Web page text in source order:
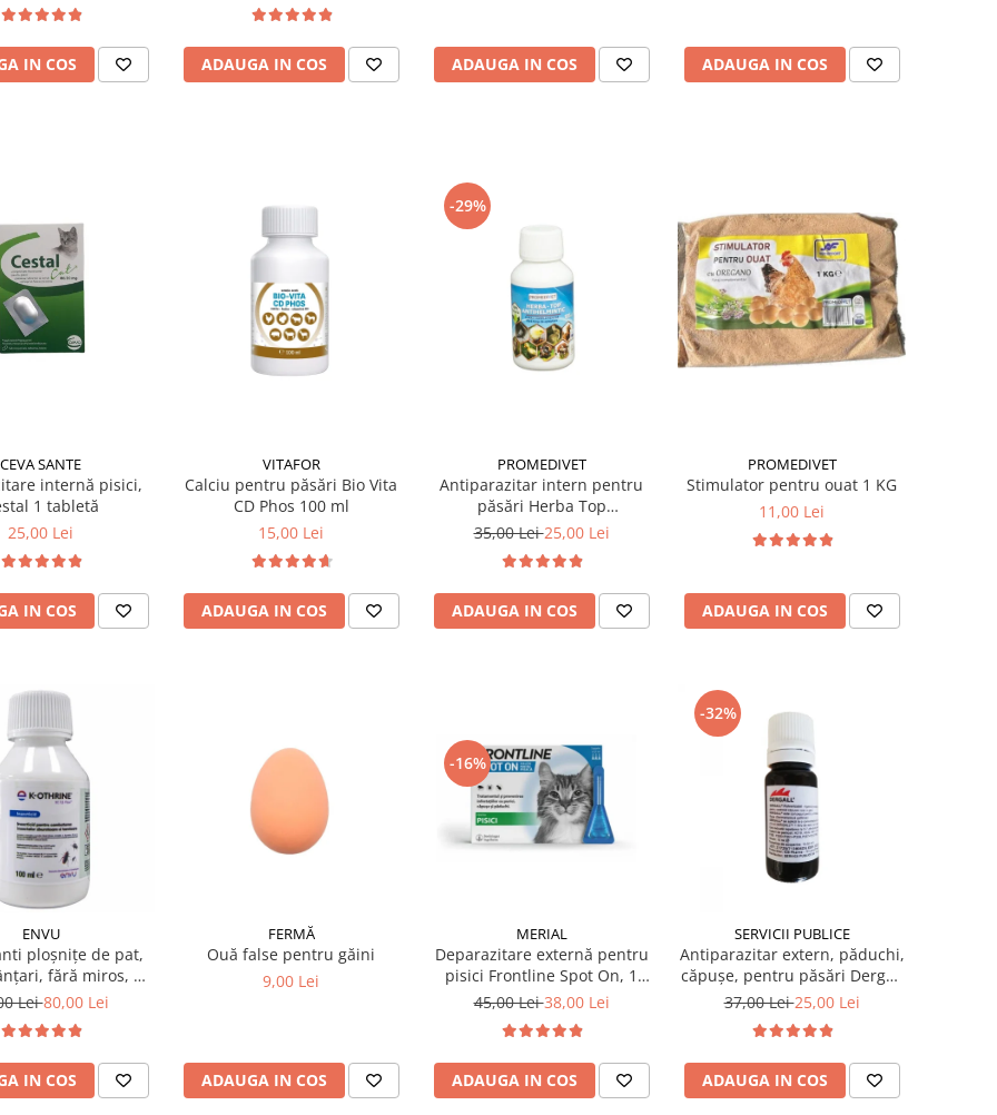
IN COS ADAUGA IN COS ADAUGA IN COS ADAUGA IN COS
CEVA SANTE
internă pisici,
1 tabletă
25,00 Lei
IN COS
VITAFOR
Calciu pentru păsări Bio Vita
CD Phos 100 ml
15,00 Lei
ADAUGA IN COS
-29%
PROMEDIVET
Antiparazitar intern pentru
păsări Herba Top
Antihelmintic 100 ml
35,00 Lei25,00 Lei
ADAUGA IN COS
PROMEDIVET
Stimulator pentru ouat 1 KG
11,00 Lei
ADAUGA IN COS
ENVU
ploșnițe de pat,
fără miros, K-
SC 7.5 Flow 100 ml
Lei80,00 Lei
IN COS
FERMĂ
Ouă false pentru găini
9,00 Lei
ADAUGA IN COS
-16%
MERIAL
Deparazitare externă pentru
pisici Frontline Spot On, 1
pipetă
45,00 Lei38,00 Lei
ADAUGA IN COS
-32%
SERVICII PUBLICE
Antiparazitar extern, păduchi,
căpuşe, pentru păsări Dergall
10 ml
37,00 Lei25,00 Lei
ADAUGA IN COS